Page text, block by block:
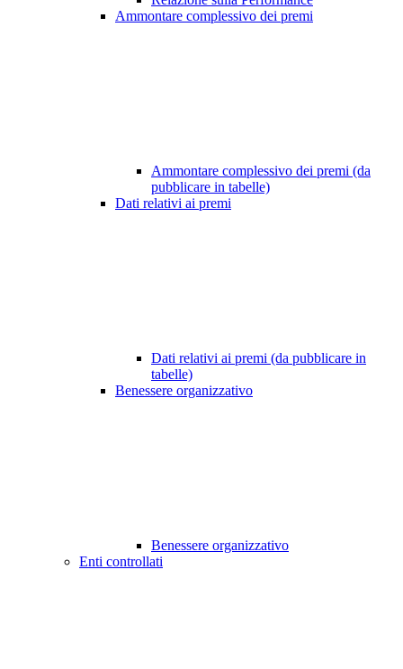
Ammontare complessivo dei premi
Ammontare complessivo dei premi (da
pubblicare in tabelle)
Dati relativi ai premi
Dati relativi ai premi (da pubblicare in
tabelle)
Benessere organizzativo
Benessere organizzativo
Enti controllati